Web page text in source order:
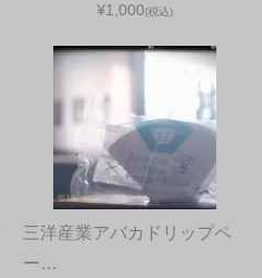
¥1,000(税込)
三洋産業アバカドリップペ
ー…